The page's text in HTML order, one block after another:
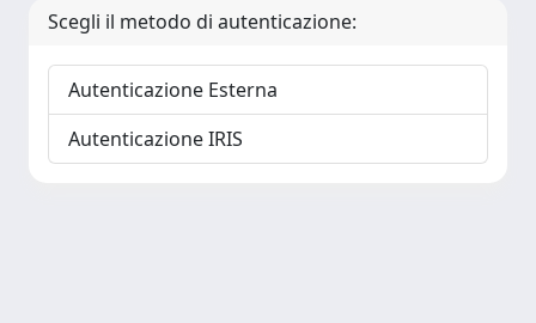
Scegli il metodo di autenticazione:
Autenticazione Esterna
Autenticazione IRIS